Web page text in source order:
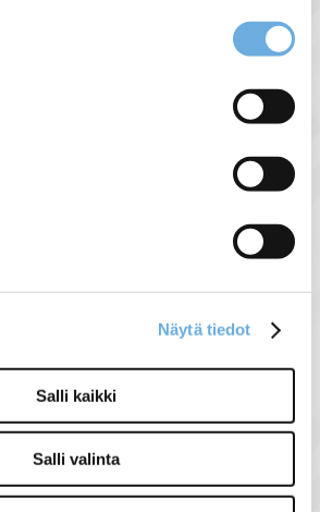
Näytä tiedot
Salli kaikki
Salli valinta
tuotteita